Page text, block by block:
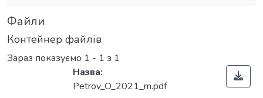
Файли
Контейнер файлів
Зараз показуємо 1 - 1 з 1
Назва:
Petrov_O_2021_m.pdf